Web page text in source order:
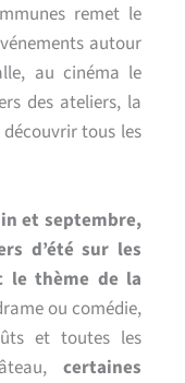
remet le
autour
au cinéma le
des ateliers, la
tous les
et septembre,
d’été sur les
le thème de la
ou comédie,
et toutes les
certaines